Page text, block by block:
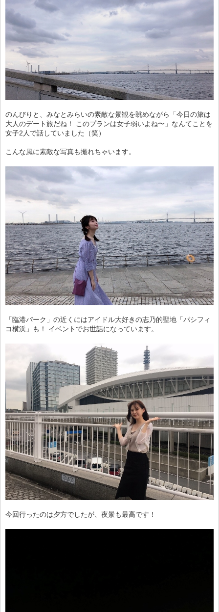
のんびりと、みなとみらいの素敵な景観を眺めながら「今日の旅は
大人のデート旅だね！ このプランは女子弱いよね〜」なんてことを
女子2人で話していました（笑）
こんな風に素敵な写真も撮れちゃいます。
「臨港パーク」の近くにはアイドル大好きの志乃的聖地「パシフィ
コ横浜」も！ イベントでお世話になっています。
今回行ったのは夕方でしたが、夜景も最高です！